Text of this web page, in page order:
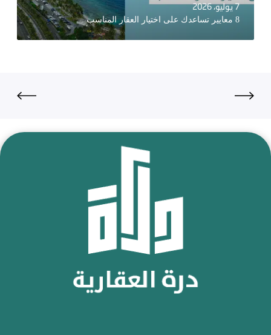
7 يوليو، 2026
8 معايير تساعدك على اختيار العقار المناسب